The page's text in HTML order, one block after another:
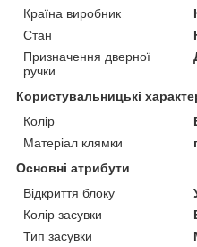
Країна виробник
Стан
Призначення дверної
ручки
Користувальницькі
Колір
Матеріал клямки
Основні атрибути
Відкриття блоку
Колір засувки
Тип засувки